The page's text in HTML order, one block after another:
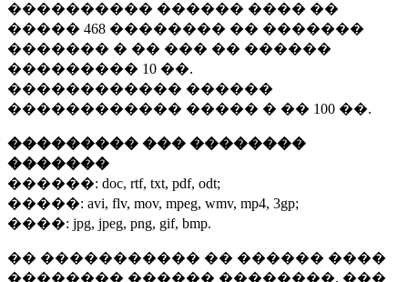
���������� ������ ���� ��
����� 468 �������� �� �������
������� � �� ��� �� ������
��������� 10 ��.
������������ ������
������������ ����� � �� 100 ��.
��������� ��� ��������
�������
������: doc, rtf, txt, pdf, odt;
�����: avi, flv, mov, mpeg, wmv, mp4, 3gp;
����: jpg, jpeg, png, gif, bmp.
�� ����������� �� ������ ����
�������� ������ ��������, ���